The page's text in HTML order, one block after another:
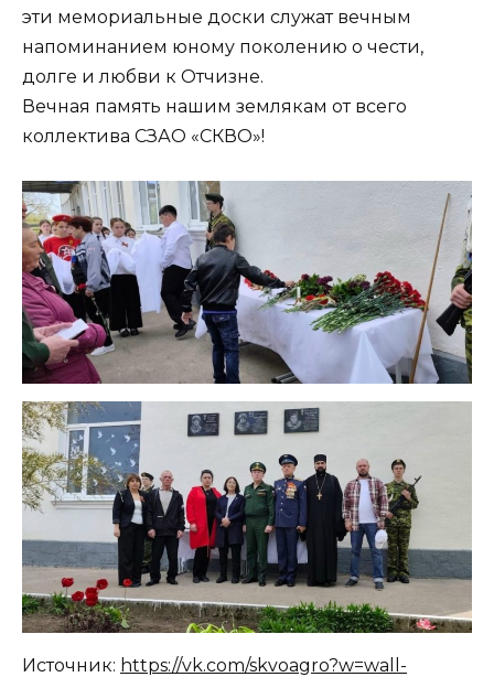
эти мемориальные доски служат вечным
напоминанием юному поколению о чести,
долге и любви к Отчизне.
Вечная память нашим землякам от всего
коллектива СЗАО «СКВО»!
Источник: https://vk.com/skvoagro?w=wall-